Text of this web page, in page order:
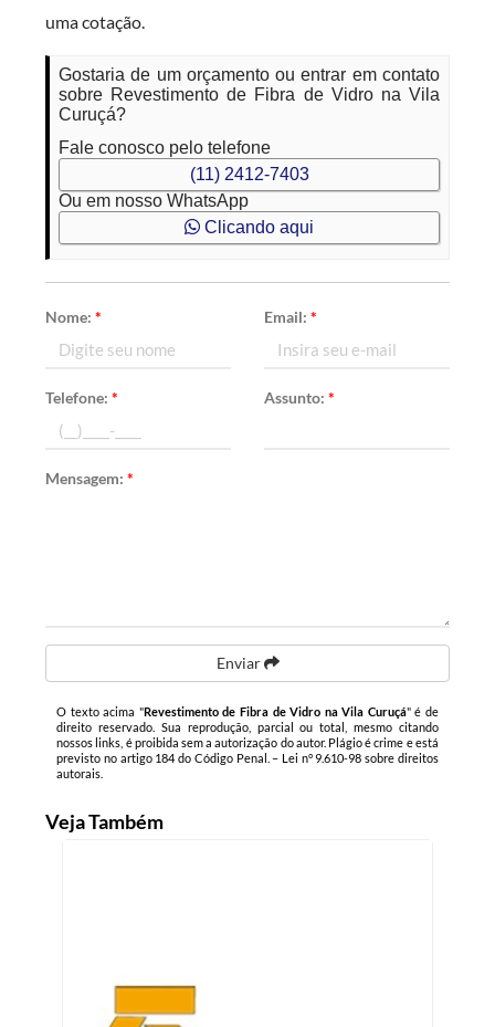
uma cotação.
Gostaria de um orçamento ou entrar em contato
sobre Revestimento de Fibra de Vidro na Vila
Curuçá?
Fale conosco pelo telefone
(11) 2412-7403
Ou em nosso WhatsApp
Clicando aqui
Nome:* Email: *
Telefone:* Assunto: *
Mensagem:*
Enviar
O texto acima "Revestimento de Fibra de Vidro na Vila Curuçá" é de
direito reservado. Sua reprodução, parcial ou total, mesmo citando
nossos links, é proibida sem a autorização do autor. Plágio é crime e está
previsto no artigo 184 do Código Penal. – Lei n° 9.610-98 sobre direitos
autorais
Veja Também